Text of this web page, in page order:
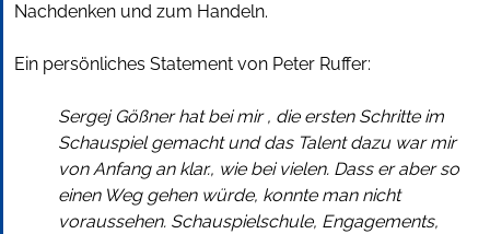
Nachdenken und zum Handeln.
Ein persönliches Statement von Peter Ruffer:
Sergej Gößner hat bei mir , die ersten Schritte im
Schauspiel gemacht und das Talent dazu war mir
von Anfang an klar., wie bei vielen. Dass er aber so
einen Weg gehen würde, konnte man nicht
voraussehen. Schauspielschule, Engagements,